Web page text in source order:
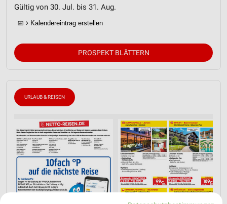
Gültig von 30. Jul. bis 31. Aug.
📅 Kalendereintrag erstellen
PROSPEKT BLÄTTERN
URLAUB & REISEN